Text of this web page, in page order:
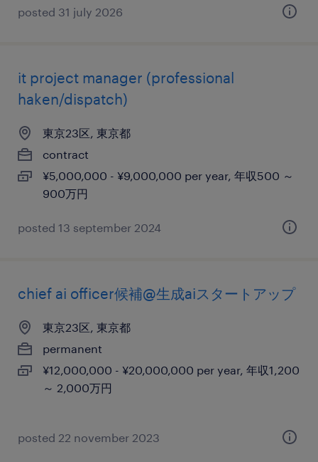
posted 31 july 2026
it project manager (professional
haken/dispatch)
東京23区, 東京都
contract
¥5,000,000 - ¥9,000,000 per year, 年収500 ～
900万円
posted 13 september 2024
chief ai officer候補@生成aiスタートアップ
東京23区, 東京都
permanent
¥12,000,000 - ¥20,000,000 per year, 年収1,200
～ 2,000万円
posted 22 november 2023